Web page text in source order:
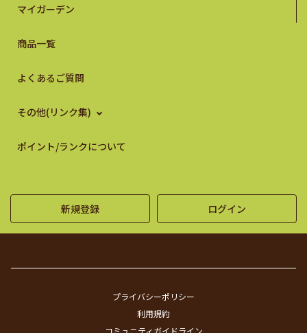
マイガーデン
商品一覧
よくあるご質問
その他(リンク集)
ポイント/ランクについて
新規登録 ログイン
プライバシーポリシー
利用規約